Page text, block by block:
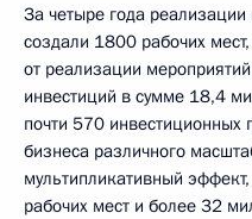
За четыре года
создали 1800 рабочих
от реализации
инвестиций в сумме 18,4
почти 570 инвестиционных
бизнеса различного
мультипликативный
рабочих мест и более 32